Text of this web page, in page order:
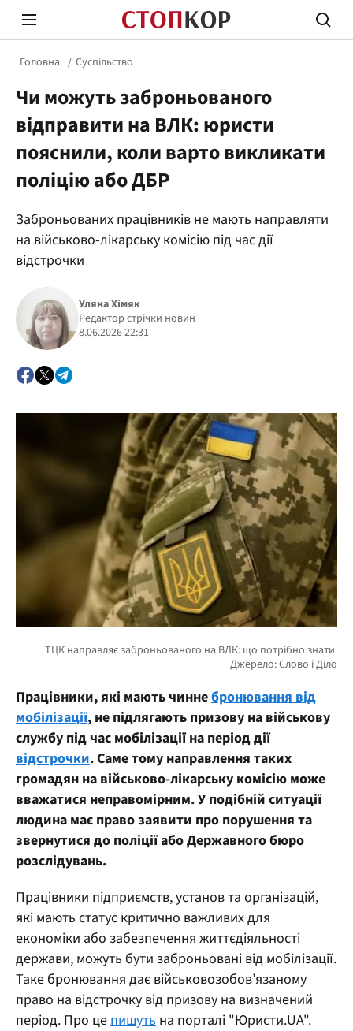
Стоп Політичній Корупції
Політика
Головна Суспільство
Чи можуть заброньованого
відправити на ВЛК: юристи
пояснили, коли варто викликати
поліцію або ДБР
Заброньованих працівників не мають направляти
на військово-лікарську комісію під час дії
відстрочки
Уляна Хімяк
Редактор стрічки новин
8.06.2026 22:31
Працівники, які мають чиннебронювання від
мобілізації, не підлягають призову на військову
службу під час мобілізації на період дії
відстрочки. Саме тому направлення таких
громадян на військово-лікарську комісію може
вважатися неправомірним. У подібній ситуації
людина має право заявити про порушення та
звернутися до поліції або Державного бюро
розслідувань.
Працівники підприємств, установ та організацій,
які мають статус критично важливих для
економіки або забезпечення життєдіяльності
держави, можуть бути заброньовані від мобілізації.
Таке бронювання дає військовозобов’язаному
право на відстрочку від призову на визначений
період. Про це пишуть на порталі "Юристи.UA".